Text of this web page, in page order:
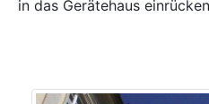
in das Gerätehaus